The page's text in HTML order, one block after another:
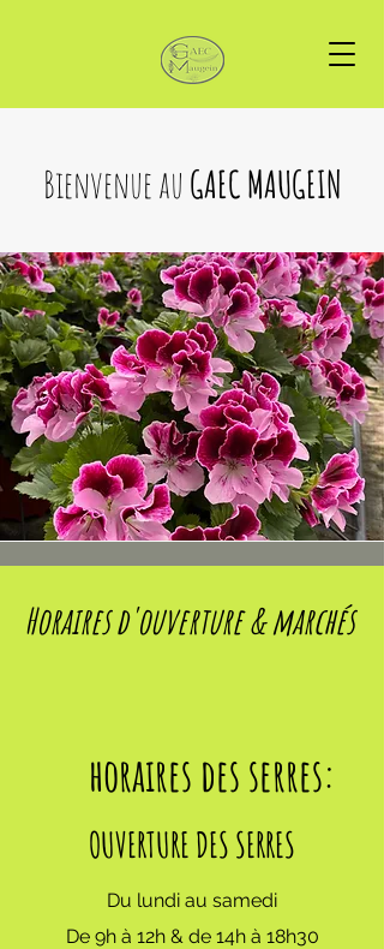
Bienvenue au GAEC MAUGEIN
Horaires d'ouverture & marchés
horaires des serres:
OUVERTURE DES SERRES
Du lundi au samedi
De 9h à 12h & de 14h à 18h30